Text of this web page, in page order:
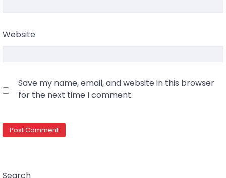
Website
Save my name, email, and website in this browser
for the next time I comment.